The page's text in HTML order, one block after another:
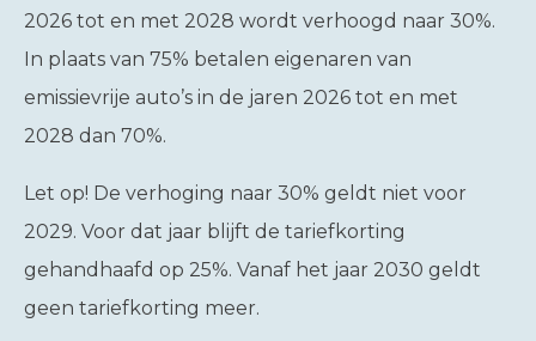
2026 tot en met 2028 wordt verhoogd naar 30%.
In plaats van 75% betalen eigenaren van
emissievrije auto’s in de jaren 2026 tot en met
2028 dan 70%.
Let op! De verhoging naar 30% geldt niet voor
2029. Voor dat jaar blijft de tariefkorting
gehandhaafd op 25%. Vanaf het jaar 2030 geldt
geen tariefkorting meer.